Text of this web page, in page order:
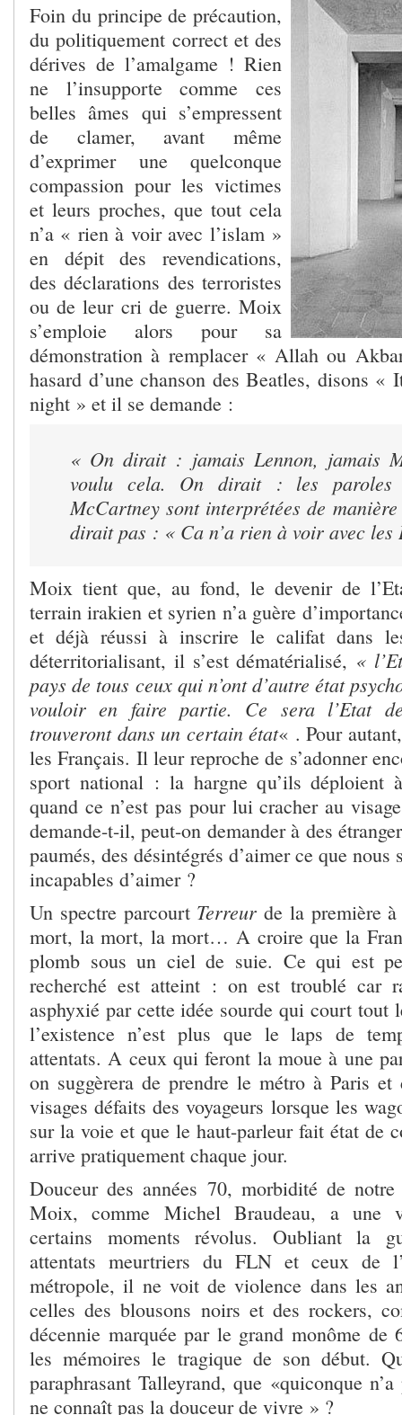
Foin du principe de précaution,
du politiquement correct et des
dérives de l’amalgame ! Rien
ne l’insupporte comme ces
belles âmes qui s’empressent
de clamer, avant même
d’exprimer une quelconque
compassion pour les victimes
et leurs proches, que tout cela
n’a « rien à voir avec l’islam »
en dépit des revendications,
des déclarations des terroristes
ou de leur cri de guerre. Moix
s’emploie alors pour sa
démonstration à remplacer « Allah ou
hasard d’une chanson des Beatles, disons «
night » et il se demande :
« On dirait : jamais Lennon, jamais
voulu cela. On dirait : les paroles
McCartney sont interprétées de
dirait pas : « Ca n’a rien à voir avec les
Moix tient que, au fond, le devenir de
terrain irakien et syrien n’a guère
et déjà réussi à inscrire le califat dans
déterritorialisant, il s’est dématérialisé, «
pays de tous ceux qui n’ont d’autre état
vouloir en faire partie. Ce sera l’Etat
trouveront dans un certain état« . Pour
les Français. Il leur reproche de s’adonner
sport national : la hargne qu’ils déploient
quand ce n’est pas pour lui cracher au
demande-t-il, peut-on demander à des
paumés, des désintégrés d’aimer ce que nous
incapables d’aimer ?
Un spectre parcourt Terreur de la première
mort, la mort, la mort… A croire que la
plomb sous un ciel de suie. Ce qui est
recherché est atteint : on est troublé car
asphyxié par cette idée sourde qui court tout
l’existence n’est plus que le laps de
attentats. A ceux qui feront la moue à une
on suggèrera de prendre le métro à Paris et
visages défaits des voyageurs lorsque les
sur la voie et que le haut-parleur fait état de
arrive pratiquement chaque jour.
Douceur des années 70, morbidité de
Moix, comme Michel Braudeau, a une
certains moments révolus. Oubliant la
attentats meurtriers du FLN et ceux de
métropole, il ne voit de violence dans les
celles des blousons noirs et des rockers,
décennie marquée par le grand monôme de
les mémoires le tragique de son début.
paraphrasant Talleyrand, que «quiconque
ne connaît pas la douceur de vivre » ?